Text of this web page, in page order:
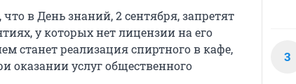
в День знаний, 2 сентября, запретят
у которых нет лицензии на его
станет реализация спиртного в кафе,
оказании услуг общественного
3